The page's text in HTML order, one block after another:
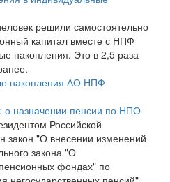
решили самостоятельно
капитал вместе с НПФ
накопления. Это в 2,5 раза
накопления АО НПФ
о назначении пенсии по НПО
Российской
закон "О внесении изменений
закона "О
фондах" по